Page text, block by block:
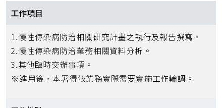
工作項目
1.慢性傳染病防治相關研究計畫之執行及報告撰寫。
2.慢性傳染病防治業務相關資料分析。
3.其他臨時交辦事項。
※進用後，本署得依業務實際需要實施工作輪調。